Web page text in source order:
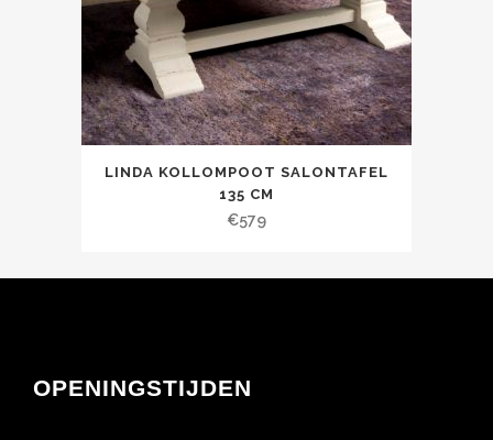
LINDA KOLLOMPOOT SALONTAFEL
135 CM
€579
OPENINGSTIJDEN